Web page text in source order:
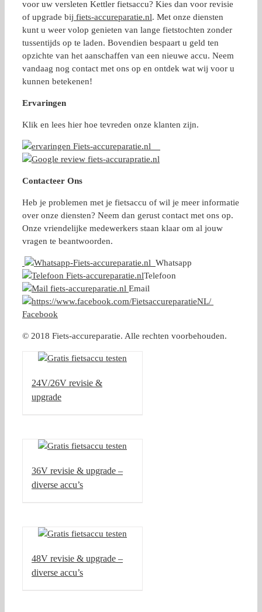
voor uw versleten Kettler fietsaccu? Kies dan voor revisie
of upgrade bij fiets-accureparatie.nl. Met onze diensten
kunt u weer volop genieten van lange fietstochten zonder
tussentijds op te laden. Bovendien bespaart u geld ten
opzichte van het aanschaffen van een nieuwe accu. Neem
vandaag nog contact met ons op en ontdek wat wij voor u
kunnen betekenen!
Ervaringen
Klik en lees hier hoe tevreden onze klanten zijn.
Contacteer Ons
Heb je problemen met je fietsaccu of wil je meer informatie
over onze diensten? Neem dan gerust contact met ons op.
Onze vriendelijke medewerkers staan klaar om al jouw
vragen te beantwoorden.
Whatsapp
Telefoon
Email
Facebook
© 2018 Fiets-accureparatie. Alle rechten voorbehouden.
24V/26V revisie &
upgrade
36V revisie & upgrade –
diverse accu’s
48V revisie & upgrade –
diverse accu’s